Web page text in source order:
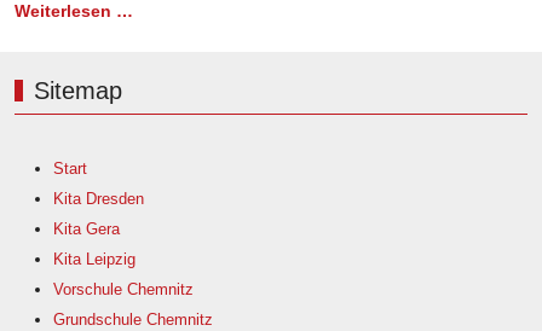
Weiterlesen …
Sitemap
Start
Kita Dresden
Kita Gera
Kita Leipzig
Vorschule Chemnitz
Grundschule Chemnitz